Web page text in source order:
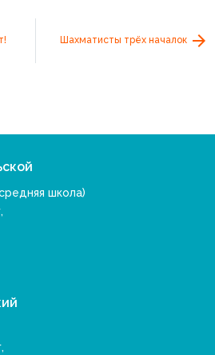
Шахматисты трёх началок
школа)